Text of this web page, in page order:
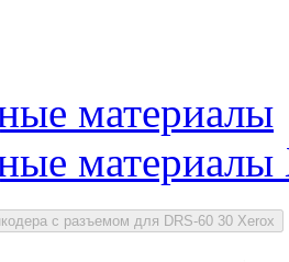
материалы
с разъемом для DRS-60 30 Xerox